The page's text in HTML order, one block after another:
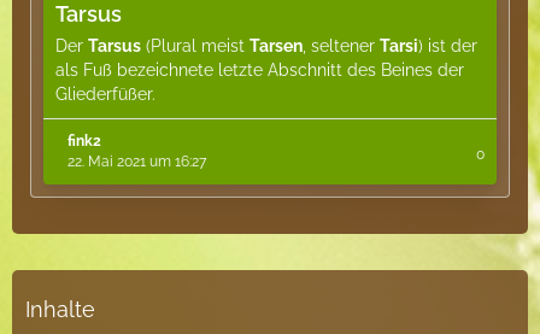
Tarsus
Der Tarsus (Plural meist Tarsen , seltener Tarsi) ist der
als Fuß bezeichnete letzte Abschnitt des Beines der
Gliederfüßer.
fink2
22. Mai 2021 um 16:27
0
Inhalte